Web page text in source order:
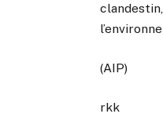
(AIP)
rkk